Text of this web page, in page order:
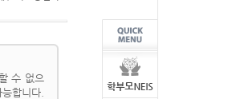
수 없으
합니다.